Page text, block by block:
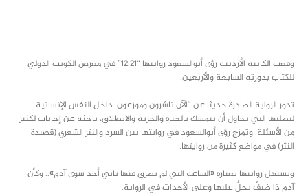
وقعت الكاتبة الأردنية رؤى أبوالسعود روايتها “12:21” في معرض الكويت الدولي
للكتاب بدورته السابعة والأربعين.
تدور الرواية الصادرة حديثا عن “الآن ناشرون وموزعون داخل النفس الإنسانية
لبطلتها التي تحاول أن تتمسك بالحياة والحرية والانطلاق، باحثة عن إجابات لكثير
من الأسئلة. وتمزج رؤى أبوالسعود في روايتها بين السرد والنثر الشعري (قصيدة
النثر) في مواضع كثيرة من روايتها.
وتستهل روايتها بعبارة «الساعة التي لم يطرق فيها بابي أحد سوى آدم».. وكأن
آدم ذا ضيفٌ يحلُّ عليها وعلى الأحداث في الرواية.